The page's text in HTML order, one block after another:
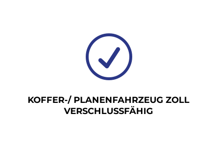
R
KOFFER-/ PLANENFAHRZEUG ZOLL
VERSCHLUSSFÄHIG